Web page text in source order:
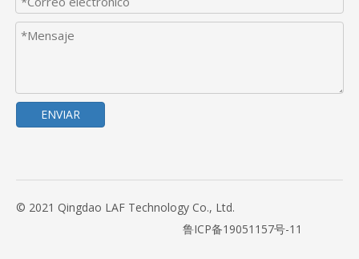
ENVIAR
© 2021 Qingdao LAF Technology Co., Ltd.
鲁ICP备19051157号-11